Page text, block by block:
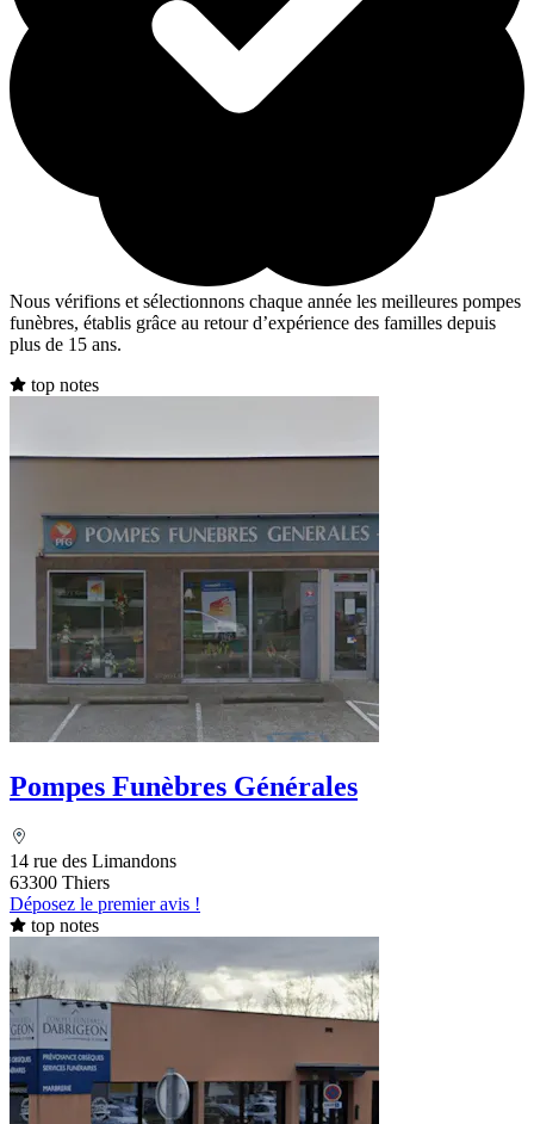
Nous vérifions et sélectionnons chaque année les meilleures pompes
funèbres, établis grâce au retour d’expérience des familles depuis
plus de 15 ans.
top notes
Pompes Funèbres Générales
14 rue des Limandons
63300 Thiers
Déposez le premier avis !
top notes